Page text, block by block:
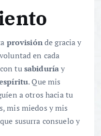
provisiónde gracia y
en cada
tusabiduríay
. Que mis
a otros hacia tu
mis miedos y mis
susurra consuelo y